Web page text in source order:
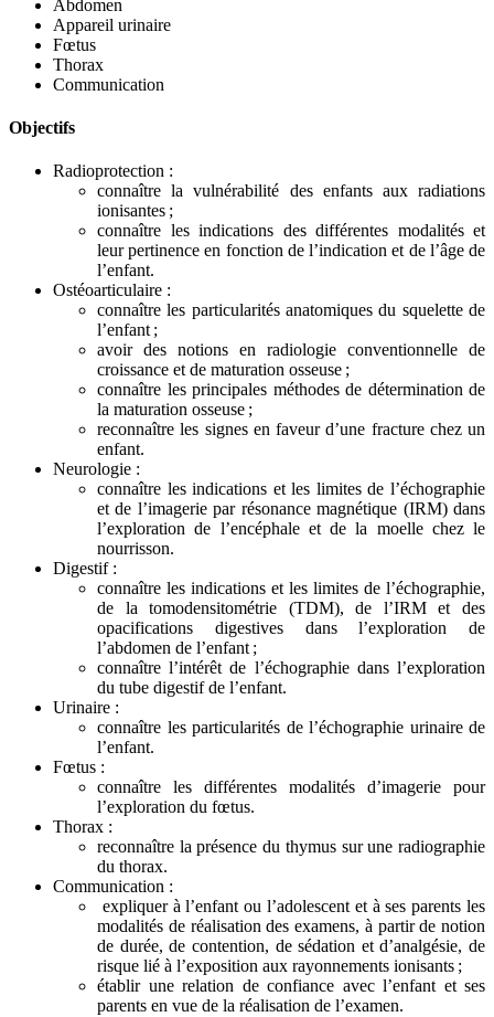
Abdomen
Appareil urinaire
Fœtus
Thorax
Communication
Objectifs
Radioprotection :
connaître la vulnérabilité des enfants aux radiations
ionisantes ;
connaître les indications des différentes modalités et
leur pertinence en fonction de l’indication et de l’âge de
l’enfant.
Ostéoarticulaire :
connaître les particularités anatomiques du squelette de
l’enfant ;
avoir des notions en radiologie conventionnelle de
croissance et de maturation osseuse ;
connaître les principales méthodes de détermination de
la maturation osseuse ;
reconnaître les signes en faveur d’une fracture chez un
enfant.
Neurologie :
connaître les indications et les limites de l’échographie
et de l’imagerie par résonance magnétique (IRM) dans
l’exploration de l’encéphale et de la moelle chez le
nourrisson.
Digestif :
connaître les indications et les limites de l’échographie,
de la tomodensitométrie (TDM), de l’IRM et des
opacifications digestives dans l’exploration de
l’abdomen de l’enfant ;
connaître l’intérêt de l’échographie dans l’exploration
du tube digestif de l’enfant.
Urinaire :
connaître les particularités de l’échographie urinaire de
l’enfant.
Fœtus :
connaître les différentes modalités d’imagerie pour
l’exploration du fœtus.
Thorax :
reconnaître la présence du thymus sur une radiographie
du thorax.
Communication :
expliquer à l’enfant ou l’adolescent et à ses parents les
modalités de réalisation des examens, à partir de notion
de durée, de contention, de sédation et d’analgésie, de
risque lié à l’exposition aux rayonnements ionisants ;
établir une relation de confiance avec l’enfant et ses
parents en vue de la réalisation de l’examen.